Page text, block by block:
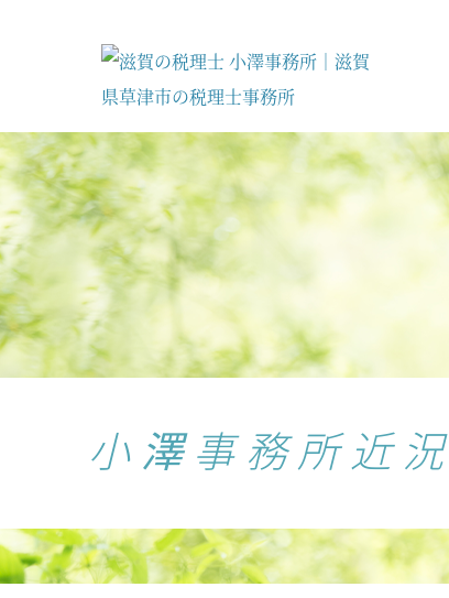
小澤事務所近況